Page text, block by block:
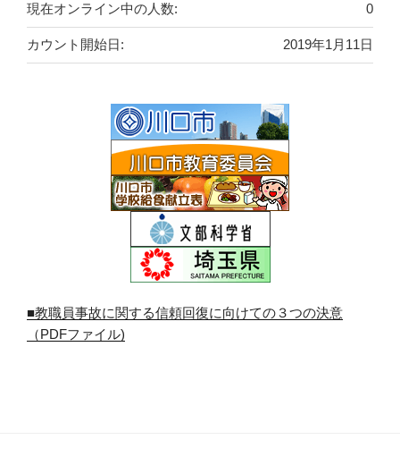
0
現在オンライン中の人数:
2019年1月11日
カウント開始日:
■教職員事故に関する信頼回復に向けての３つの決意
（PDFファイル)